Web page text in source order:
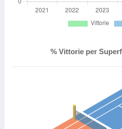
% Vittorie per